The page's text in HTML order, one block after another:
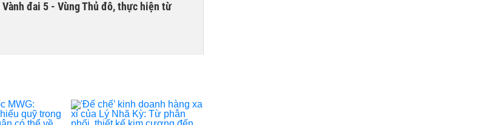
đai 5 - Vùng Thủ đô, thực hiện từ
trong kết quả kinh doanh nửa đầu